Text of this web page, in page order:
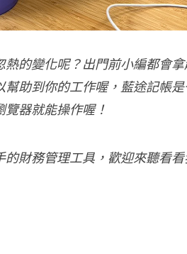
的變化呢？出門前小編都會
助到你的工作喔，藍途記帳
器就能操作喔！
財務管理工具，歡迎來聽看看